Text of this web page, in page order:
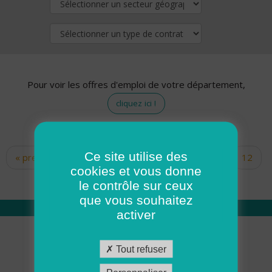
Pour voir les offres d'emploi de votre département,
cliquez ici !
Pages
« premier ‹ précédent … 10
12
14 15 16 17
Qui sommes nous
Académie ADMR
Ce site utilise des
cookies et vous donne
le contrôle sur ceux
que vous souhaitez
activer
Tout refuser